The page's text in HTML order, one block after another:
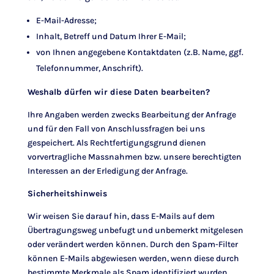
E-Mail-Adresse;
Inhalt, Betreff und Datum Ihrer E-Mail;
von Ihnen angegebene Kontaktdaten (z.B. Name, ggf.
Telefonnummer, Anschrift).
Weshalb dürfen wir diese Daten bearbeiten?
Ihre Angaben werden zwecks Bearbeitung der Anfrage
und für den Fall von Anschlussfragen bei uns
gespeichert. Als Rechtfertigungsgrund dienen
vorvertragliche Massnahmen bzw. unsere berechtigten
Interessen an der Erledigung der Anfrage.
Sicherheitshinweis
Wir weisen Sie darauf hin, dass E-Mails auf dem
Übertragungsweg unbefugt und unbemerkt mitgelesen
oder verändert werden können. Durch den Spam-Filter
können E-Mails abgewiesen werden, wenn diese durch